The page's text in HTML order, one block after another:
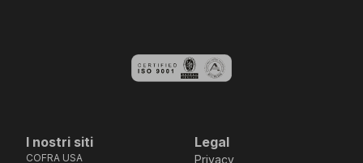
I nostri siti
COFRA USA
Legal
Privacy